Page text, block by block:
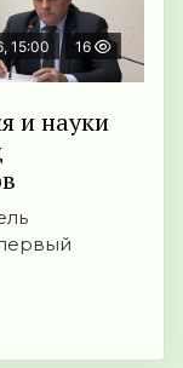
15:00 16
и науки